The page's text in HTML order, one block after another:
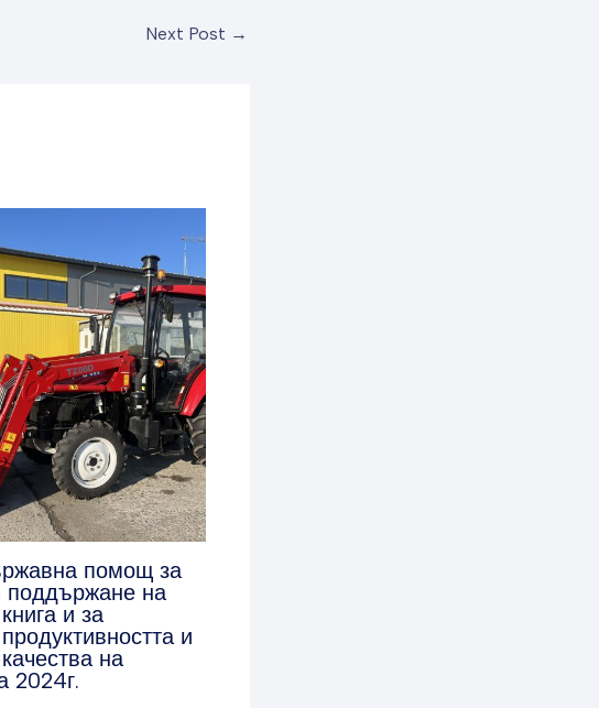
Next Post →
помощ за
поддържане на
и за
и
на
2024г.